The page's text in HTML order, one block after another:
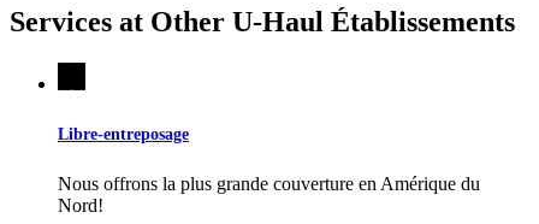
Services at Other U-Haul Établissements
Libre-entreposage
Nous offrons la plus grande couverture en Amérique du
Nord!